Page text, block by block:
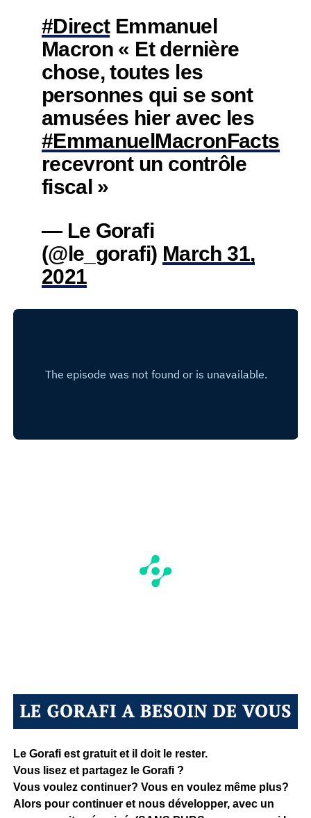
#DirectEmmanuel
Macron « Et dernière
chose, toutes les
personnes qui se sont
amusées hier avec les
#EmmanuelMacronFacts
recevront un contrôle
fiscal »
— Le Gorafi
(@le_gorafi) March 31,
2021
Le Gorafi est gratuit et il doit le rester.
Vous lisez et partagez le Gorafi ?
Vous voulez continuer? Vous en voulez même plus?
Alors pour continuer et nous développer, avec un